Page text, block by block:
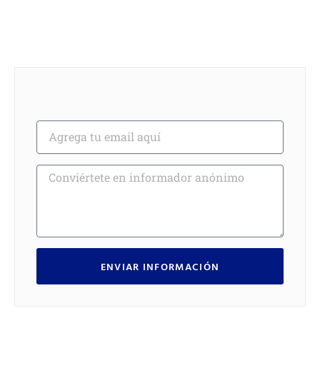
ENVIAR INFORMACIÓN